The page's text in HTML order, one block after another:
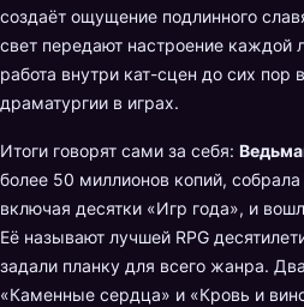
создаёт ощущение подлинного
свет передают настроение каждой
работа внутри кат-сцен до сих пор
драматургии в играх.
Итоги говорят сами за себя:
более 50 миллионов копий,
включая десятки «Игр года», и
Её называют лучшей RPG
задали планку для всего жанра.
«Каменные сердца» и «Кровь и